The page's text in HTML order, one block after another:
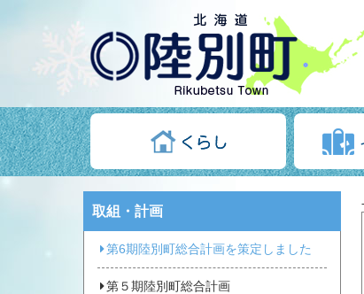
取組・計画
第6期陸別町総合計画を策定しました
第５期陸別町総合計画